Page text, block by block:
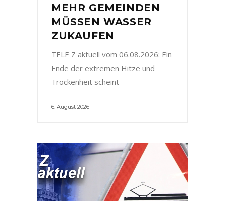
MEHR GEMEINDEN
MÜSSEN WASSER
ZUKAUFEN
TELE Z aktuell vom 06.08.2026: Ein
Ende der extremen Hitze und
Trockenheit scheint
6. August 2026